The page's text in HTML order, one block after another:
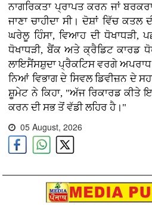
ਨਾਗਰਿਕਤਾ ਪ੍ਰਾਪਤ ਕਰਨ ਜਾਂ
ਜਾਣਾ ਚਾਹੀਦਾ ਸੀ। ਦੋਸ਼ਾਂ ਵਿੱਚ ਕਤਲ
ਘਰੇਲੂ ਹਿੰਸਾ, ਵਿਆਹ ਦੀ ਧੋਖਾਧੜੀ,
ਧੋਖਾਧੜੀ, ਬੈਂਕ ਅਤੇ ਕ੍ਰੈਡਿਟ ਕਾਰਡ
ਲਾਇਸੈਂਸਸ਼ੁਦਾ ਪ੍ਰੈਕਟਿਸ ਵਰਗੇ ਅਪਰਾਧ
ਨਿਆਂ ਵਿਭਾਗ ਦੇ ਸਿਵਲ ਡਿਵੀਜ਼ਨ ਦੇ
ਸ਼ੂਮੇਟ ਨੇ ਕਿਹਾ, "ਅੱਜ ਰਿਕਾਰਡ ਕੀਤੇ
ਕਰਨ ਦੀ ਸਭ ਤੋਂ ਵੱਡੀ ਲਹਿਰ ਹੈ।"
05 August, 2026